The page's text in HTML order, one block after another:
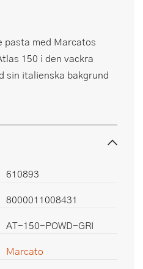
pasta med Marcatos
150 i den vackra
sin italienska bakgrund
610893
8000011008431
AT-150-POWD-GRI
Marcato